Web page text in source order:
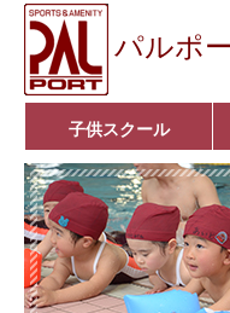
パルポ
子供スクール
ベビーコース
幼児コース
小学生コース
育成コース
選手コース
キッズパーク(体操教室)
子どもダンス教室
■入会案内■ ■